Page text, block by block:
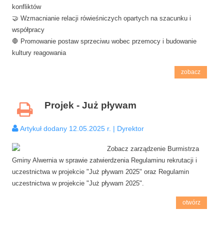
konfliktów
🤝 Wzmacnianie relacji rówieśniczych opartych na szacunku i
współpracy
🛑 Promowanie postaw sprzeciwu wobec przemocy i budowanie
kultury reagowania
zobacz
Projek - Już pływam
Artykuł dodany 12.05.2025 r. | Dyrektor
Zobacz zarządzenie Burmistrza
Gminy Alwernia w sprawie zatwierdzenia Regulaminu rekrutacji i
uczestnictwa w projekcie "Już pływam 2025" oraz Regulamin
uczestnictwa w projekcie "Już pływam 2025".
otwórz